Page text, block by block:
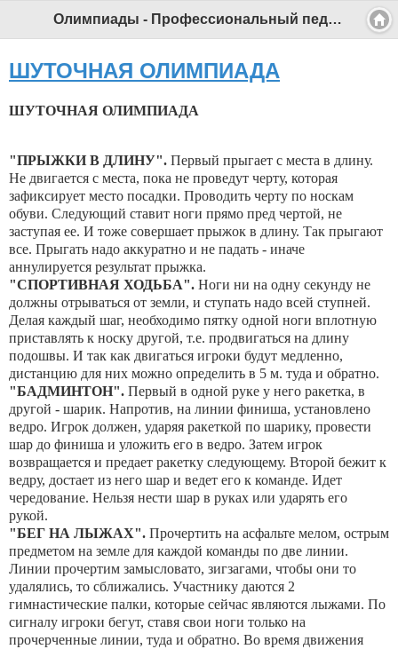
Олимпиады - Профессиональный педагог
ШУТОЧНАЯ ОЛИМПИАДА
ШУТОЧНАЯ ОЛИМПИАДА
"ПРЫЖКИ В ДЛИНУ". Первый прыгает с места в длину.
Не двигается с места, пока не проведут черту, которая
зафиксирует место посадки. Проводить черту по носкам
обуви. Следующий ставит ноги прямо пред чертой, не
заступая ее. И тоже совершает прыжок в длину. Так прыгают
все. Прыгать надо аккуратно и не падать - иначе
аннулируется результат прыжка.
"СПОРТИВНАЯ ХОДЬБА". Ноги ни на одну секунду не
должны отрываться от земли, и ступать надо всей ступней.
Делая каждый шаг, необходимо пятку одной ноги вплотную
приставлять к носку другой, т.е. продвигаться на длину
подошвы. И так как двигаться игроки будут медленно,
дистанцию для них можно определить в 5 м. туда и обратно.
"БАДМИНТОН". Первый в одной руке у него ракетка, в
другой - шарик. Напротив, на линии финиша, установлено
ведро. Игрок должен, ударяя ракеткой по шарику, провести
шар до финиша и уложить его в ведро. Затем игрок
возвращается и предает ракетку следующему. Второй бежит к
ведру, достает из него шар и ведет его к команде. Идет
чередование. Нельзя нести шар в руках или ударять его
рукой.
"БЕГ НА ЛЫЖАХ". Прочертить на асфальте мелом, острым
предметом на земле для каждой команды по две линии.
Линии прочертим замысловато, зигзагами, чтобы они то
удалялись, то сближались. Участнику даются 2
гимнастические палки, которые сейчас являются лыжами. По
сигналу игроки бегут, ставя свои ноги только на
прочерченные линии, туда и обратно. Во время движения